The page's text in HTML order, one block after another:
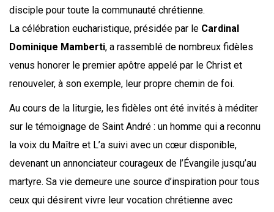
disciple pour toute la communauté chrétienne.
La célébration eucharistique, présidée par le Cardinal
Dominique Mamberti, a rassemblé de nombreux fidèles
venus honorer le premier apôtre appelé par le Christ et
renouveler, à son exemple, leur propre chemin de foi.
Au cours de la liturgie, les fidèles ont été invités à méditer
sur le témoignage de Saint André : un homme qui a reconnu
la voix du Maître et L’a suivi avec un cœur disponible,
devenant un annonciateur courageux de l’Évangile jusqu’au
martyre. Sa vie demeure une source d’inspiration pour tous
ceux qui désirent vivre leur vocation chrétienne avec